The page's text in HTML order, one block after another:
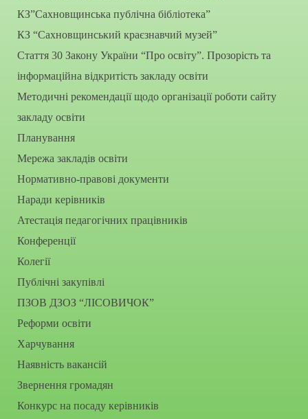
КЗ”Сахновщинська публічна бібліотека”
КЗ “Сахновщинський краєзнавчий музей”
Стаття 30 Закону України “Про освіту”. Прозорість та
інформаційна відкритість закладу освіти
Методичні рекомендації щодо організації роботи сайту
закладу освіти
Планування
Мережа закладів освіти
Нормативно-правові документи
Наради керівників
Атестація педагогічних працівників
Конференції
Колегії
Публічні закупівлі
ПЗОВ ДЗОЗ “ЛІСОВИЧОК”
Реформи освіти
Харчування
Наявність вакансій
Звернення громадян
Конкурс на посаду керівників